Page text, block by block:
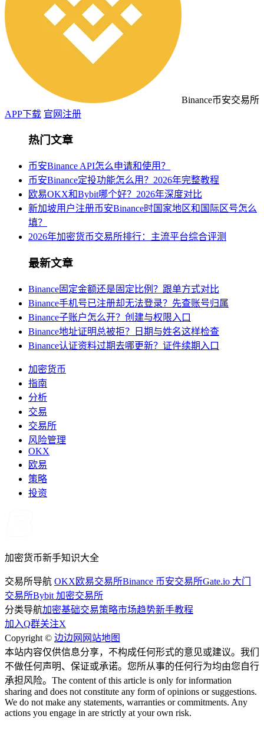
Binance币安交易所
APP下载 官网注册
热门文章
币安Binance API怎么申请和使用？
币安Binance定投功能怎么用？2026年完整教程
欧易OKX和Bybit哪个好？2026年深度对比
新加坡用户注册币安Binance时国家地区和国际区号怎么
填？
2026年加密货币交易所排行：主流平台综合评测
最新文章
Binance固定金额还是固定比例？跟单方式对比
Binance手机号已注册却无法登录？先查账号归属
Binance子账户怎么开？创建与权限入口
Binance地址证明总被拒？日期与姓名这样检查
Binance认证资料过期去哪更新？证件续期入口
加密货币
指南
分析
交易
交易所
风险管理
OKX
欧易
策略
投资
加密货币新手知识大全
交易所导航 OKX欧易交易所Binance 币安交易所Gate.io 大门
交易所Bybit 加密交易所
分类导航加密基础交易策略市场趋势新手教程
加入Q群关注X
Copyright © 边边网 网站地图
本站内容仅供信息分享，不构成任何形式的意见或建议。我们
不做任何声明、保证或承诺。您所从事的任何行为均由您自行
承担风险。The content of this article is only for information
sharing and does not constitute any form of opinions or suggestions.
We do not make any statements, warranties or commitments. Any
actions you engage in are strictly at your own risk.